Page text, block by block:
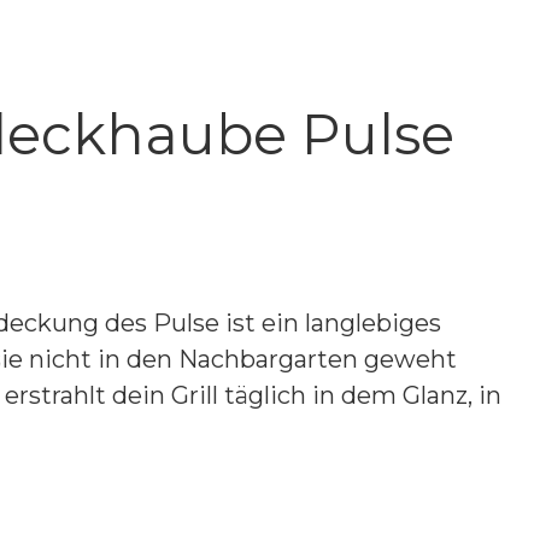
Pulse
des Pulse ist ein langlebiges
nicht in den Nachbargarten geweht
dein Grill täglich in dem Glanz, in